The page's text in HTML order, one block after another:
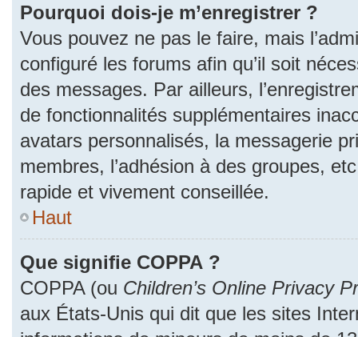
Pourquoi dois-je m’enregistrer ?
Vous pouvez ne pas le faire, mais
configuré les forums afin qu’il soit
des messages. Par ailleurs,
de fonctionnalités supplémentaires
avatars personnalisés, la messagerie
membres, l’adhésion à des groupes,
rapide et vivement conseillée.
Haut
Que signifie COPPA ?
COPPA (ou Children’s Online Privacy
aux États-Unis qui dit que les sites